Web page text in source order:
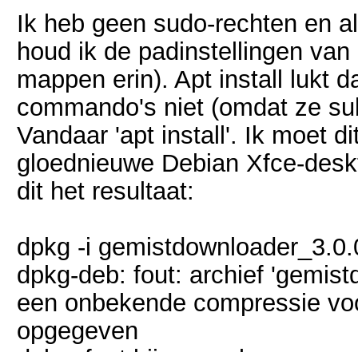
Ik heb geen sudo-rechten en
houd ik de padinstellingen
mappen erin). Apt install lukt
commando's niet (omdat ze
Vandaar 'apt install'. Ik moet
gloednieuwe Debian Xfce-
dit het resultaat:
dpkg -i
dpkg-deb: fout: archief
een onbekende compressie
opgegeven